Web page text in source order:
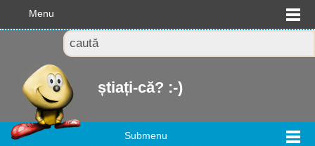
Menu
știați-că? :-)
Submenu